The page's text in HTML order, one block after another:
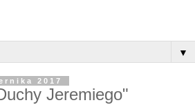
▼
2017
Jeremiego"